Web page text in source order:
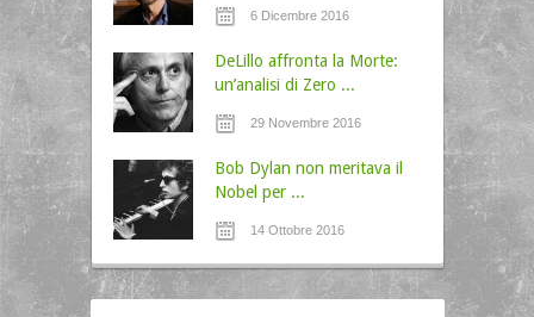
6 Dicembre 2016
DeLillo affronta la Morte:
un’analisi di Zero ...
29 Novembre 2016
Bob Dylan non meritava il
Nobel per ...
14 Ottobre 2016